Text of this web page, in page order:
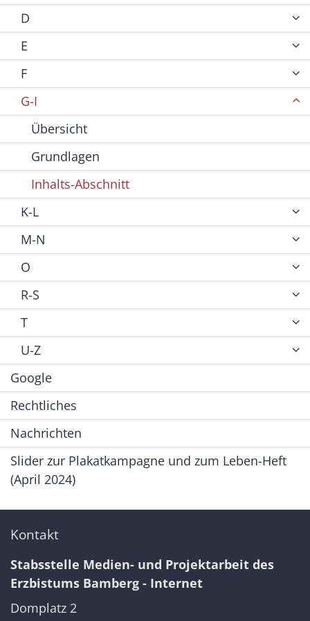
D
E
F
G-I
Übersicht
Grundlagen
Inhalts-Abschnitt
K-L
M-N
O
R-S
T
U-Z
Google
Rechtliches
Nachrichten
Slider zur Plakatkampagne und zum Leben-Heft
(April 2024)
Kontakt
Stabsstelle Medien- und Projektarbeit des
Erzbistums Bamberg - Internet
Domplatz 2